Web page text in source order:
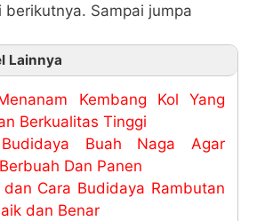
berikutnya. Sampai jumpa
Lainnya
Kembang Kol Yang
Berkualitas Tinggi
Buah Naga Agar
Dan Panen
Cara Budidaya Rambutan
dan Benar